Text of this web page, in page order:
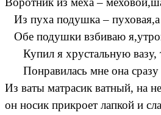
Из пуха подушка – пуховая,а
Обе подушки взбиваю
Купил я хрустальную вазу,
Понравилась мне она сразу
Из ваты матрасик ватный, на
он носик прикроет лапкой и